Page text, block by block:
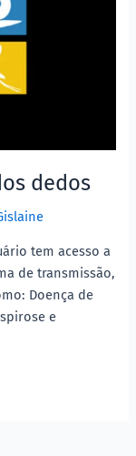
dedos
tem acesso a
de transmissão,
Doença de
e